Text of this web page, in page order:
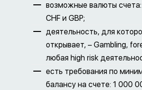
возможные валюты счета:
CHF и GBP;
деятельность, для
открывает, – Gambling,
любая high risk
есть требования по
балансу на счете: 1 000